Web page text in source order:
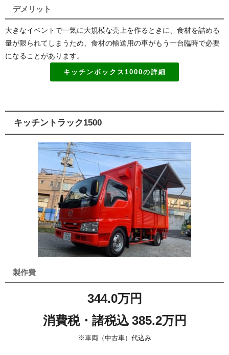
デメリット
大きなイベントで一気に大規模な売上を作るときに、食材を詰める
量が限られてしまうため、食材の輸送用の車がもう一台臨時で必要
になることがあります。
キッチンボックス1000の詳細
キッチントラック1500
製作費
344.0万円
消費税・諸税込 385.2万円
※車両（中古車）代込み